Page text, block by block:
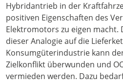
Hybridantrieb in der
positiven Eigenschaften des
Elektromotors zu eigen
dieser Analogie auf die
Konsumgüterindustrie kann
Zielkonflikt überwunden und
vermieden werden. Dazu